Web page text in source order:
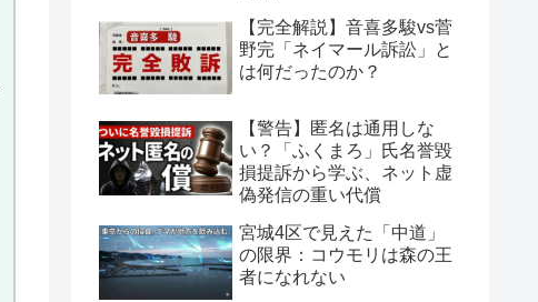
【完全解説】音喜多駿vs菅
野完「ネイマール訴訟」と
は何だったのか？
【警告】匿名は通用しな
い？「ふくまろ」氏名誉毀
損提訴から学ぶ、ネット虚
偽発信の重い代償
宮城4区で見えた「中道」
の限界：コウモリは森の王
者になれない